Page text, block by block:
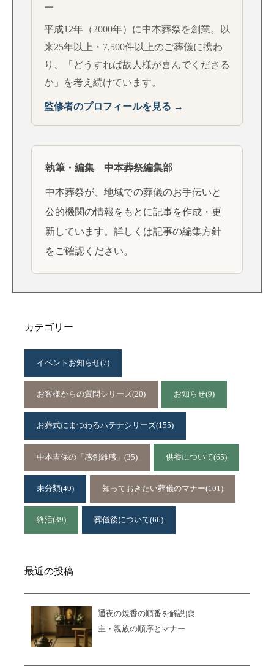
ー
平成12年（2000年）に中本葬祭を創業。以
来25年以上・7,500件以上のご葬儀に携わ
り、「どうすれば故人様が喜んでくださる
か」を考え続けています。
監修者のプロフィールを見る →
執筆・編集 中本葬祭編集部
中本葬祭が、地域での葬儀のお手伝いと
公的機関の情報をもとに記事を作成・更
新しています。詳しくは記事の編集方針
をご確認ください。
カテゴリー
イベントお知らせ(7)
お客様からの質問シリーズ(20) お知らせ(9)
お葬式にまつわるハテナシリーズ(155)
中本吉保の「感創雑感」 (35) 供養について(65)
未分類(49) 知っておきたい葬儀のマナー(101)
終活(39) 葬儀後について(66)
最近の投稿
通夜の焼香の順番を解説|喪
主・親族の順序とマナー